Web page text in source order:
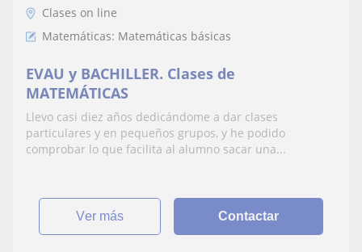
Clases on line
Matemáticas: Matemáticas básicas
EVAU y BACHILLER. Clases de
MATEMÁTICAS
Llevo casi diez años dedicándome a dar clases
particulares y en pequeños grupos, y he podido
comprobar lo que facilita al alumno sacar una...
ver más Contactar